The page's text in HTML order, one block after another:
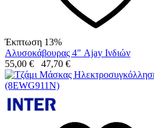
Έκπτωση 13%
Αλυσοκάβουρας 4" Ajay Ινδιών
55,00 € 47,70 €